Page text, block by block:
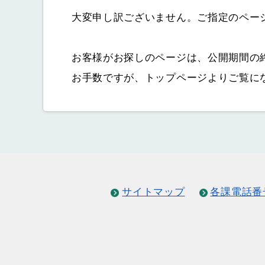
大変申し訳ございません。ご指定のペ
お客様がお探しのページは、公開期間
お手数ですが、トップページよりご覧
サイトマップ 各課電話番